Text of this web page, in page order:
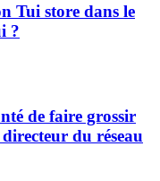
Tui store dans le
?
de faire grossir
du réseau